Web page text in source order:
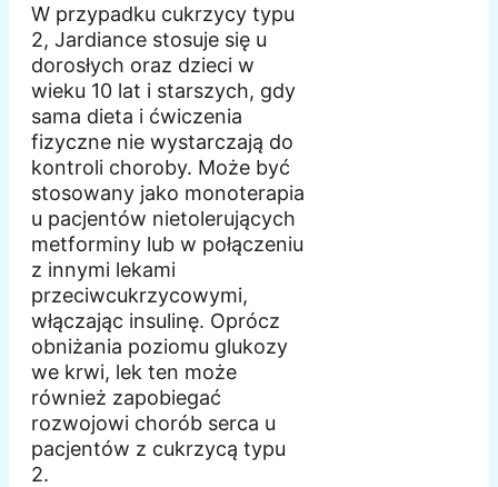
W przypadku cukrzycy typu
2, Jardiance stosuje się u
dorosłych oraz dzieci w
wieku 10 lat i starszych, gdy
sama dieta i ćwiczenia
fizyczne nie wystarczają do
kontroli choroby. Może być
stosowany jako monoterapia
u pacjentów nietolerujących
metforminy lub w połączeniu
z innymi lekami
przeciwcukrzycowymi,
włączając insulinę. Oprócz
obniżania poziomu glukozy
we krwi, lek ten może
również zapobiegać
rozwojowi chorób serca u
pacjentów z cukrzycą typu
2.